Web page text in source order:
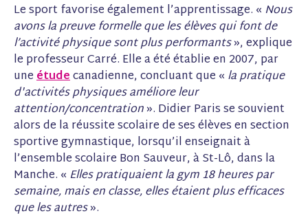
Le sport favorise également l’apprentissage. « Nous
avons la preuve formelle que les élèves qui font de
l’activité physique sont plus performants», explique
le professeur Carré. Elle a été établie en 2007, par
uneétudecanadienne, concluant que « la pratique
d'activités physiques améliore leur
attention/concentration». Didier Paris se souvient
alors de la réussite scolaire de ses élèves en section
sportive gymnastique, lorsqu’il enseignait à
l’ensemble scolaire Bon Sauveur, à St-Lô, dans la
Manche. « Elles pratiquaient la gym 18 heures par
semaine, mais en classe, elles étaient plus efficaces
que les autres».